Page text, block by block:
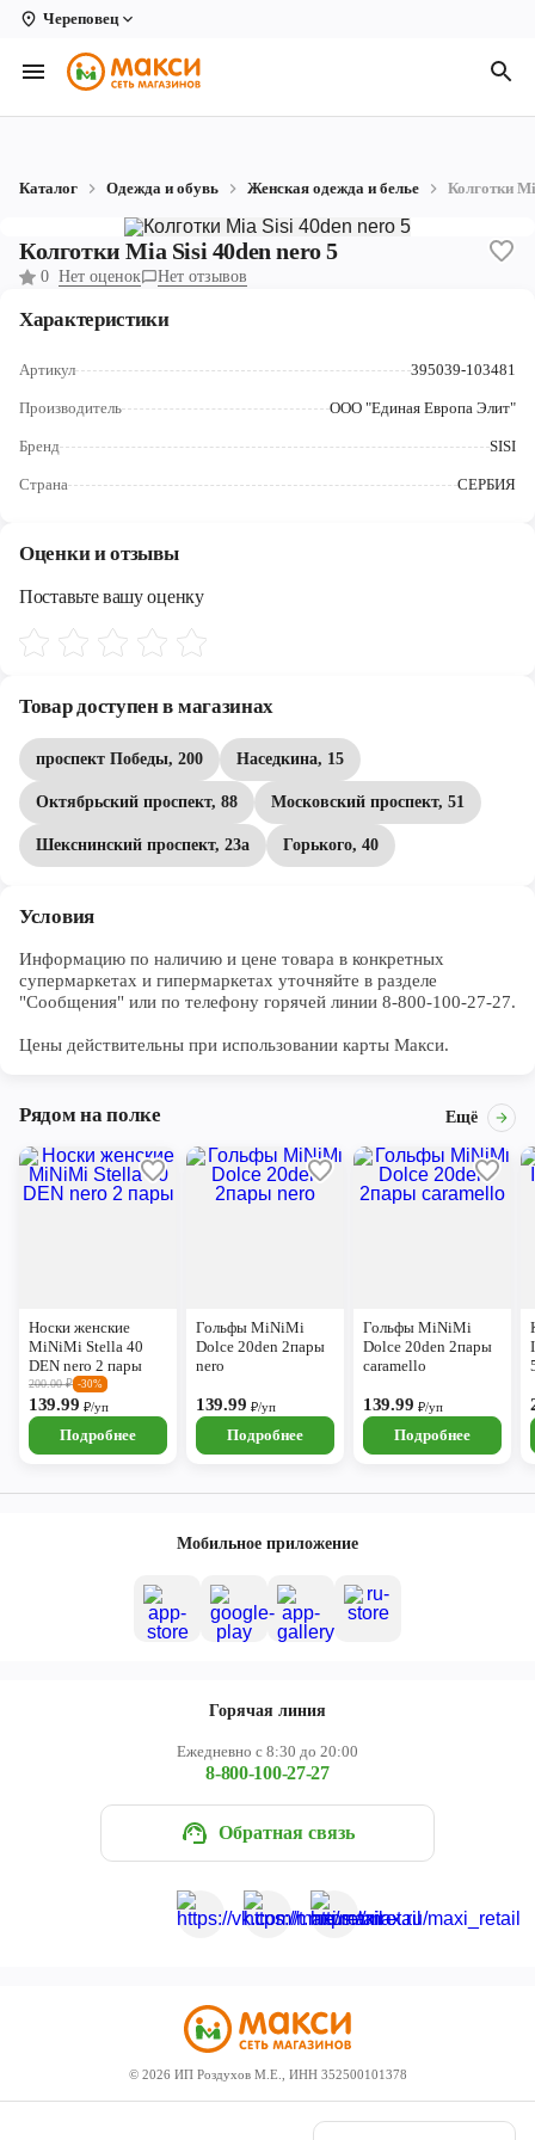
Череповец
Вологда
Архангельск
Кирово-Чепецк
Новодвинск
Рыбинск
Северодвинск
Череповец
Ярославль
Каталог Одежда и обувь Женская одежда и белье Колготки
Колготки Mia Sisi 40den nero 5
0 Нет оценок Нет отзывов
Характеристики
Артикул 395039-103481
Производитель ООО "Единая Европа Элит"
Бренд SISI
Страна СЕРБИЯ
Оценки и отзывы
Поставьте вашу оценку
Товар доступен в магазинах
проспект Победы, 200 Наседкина, 15
Октябрьский проспект, 88 Московский проспект, 51
Шекснинский проспект, 23а Горького, 40
Условия
Информацию по наличию и цене товара в конкретных
супермаркетах и гипермаркетах уточняйте в разделе
"Сообщения" или по телефону горячей линии 8-800-100-27-27.
Цены действительны при использовании карты Макси.
Рядом на полке Ещё
Носки женские
MiNiMi Stella 40
DEN nero 2 пары
200.00₽ -30%
139.99 ₽/уп
Подробнее
Гольфы MiNiMi
Dolce 20den 2пары
nero
139.99 ₽/уп
Подробнее
Гольфы MiNiMi
Dolce 20den 2пары
caramello
139.99 ₽/уп
Подробнее
Мобильное приложение
Горячая линия
Ежедневно с 8:30 до 20:00
8-800-100-27-27
Обратная связь
© 2026 ИП Роздухов М.Е., ИНН 352500101378